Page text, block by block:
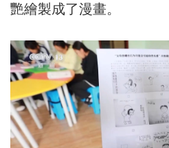
艷繪製成了漫畫。